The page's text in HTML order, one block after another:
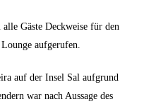
Gäste Deckweise für den
aufgerufen.
auf der Insel Sal aufgrund
war nach Aussage des